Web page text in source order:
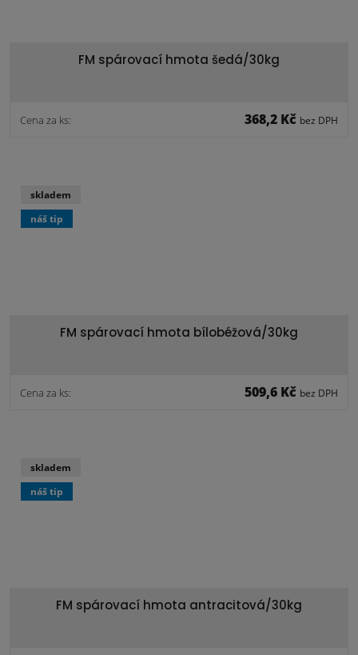
FM spárovací hmota šedá/30kg
Cena za ks: 368,2 Kč bez DPH
FM spárovací hmota bílobéžová/30kg
Cena za ks: 509,6 Kč bez DPH
skladem
náš tip
FM spárovací hmota antracitová/30kg
skladem
náš tip